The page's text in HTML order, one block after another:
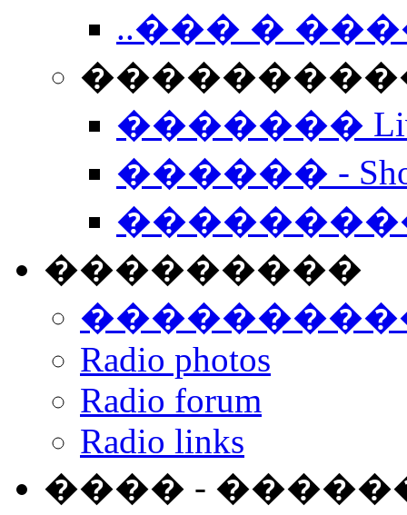
..��� �
����������
�������
������ -
���������
Radio photos
Radio forum
Radio links
���� -